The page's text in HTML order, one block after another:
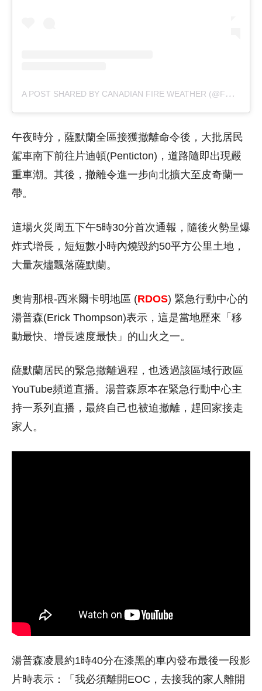
A
POST SHARED BY CANADIAN FIRE WEATHER (@FFMSEE)
午夜時分，薩默蘭全區接獲撤離命令後，大批居民
駕車南下前往片迪頓(Penticton)，道路隨即出現嚴
重車潮。其後，撤離令進一步向北擴大至皮奇蘭一
帶。
這場火災周五下午5時30分首次通報，隨後火勢呈爆
炸式增長，短短數小時內燒毀約50平方公里土地，
大量灰燼飄落薩默蘭。
奧肯那根-西米爾卡明地區 (RDOS) 緊急行動中心的
湯普森(Erick Thompson)表示，這是當地歷來「移
動最快、增長速度最快」的山火之一。
薩默蘭居民的緊急撤離過程，也透過該區域行政區
YouTube頻道直播。湯普森原本在緊急行動中心主
持一系列直播，最終自己也被迫撤離，趕回家接走
家人。
湯普森凌晨約1時40分在漆黑的車內發布最後一段影
片時表示：「我必須離開EOC，去接我的家人離開